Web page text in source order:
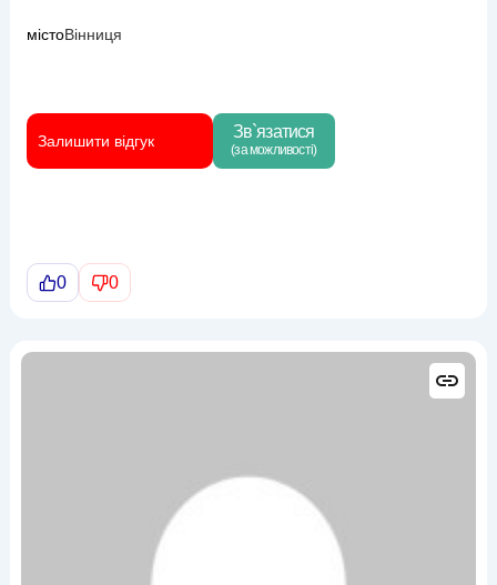
містоВінниця
Залишити відгук Зв`язатися
(за можливості)
0 0